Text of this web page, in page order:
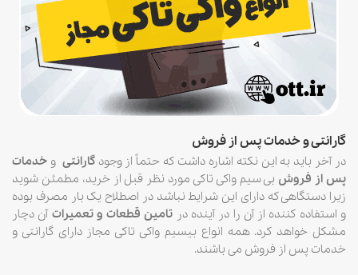
گارانتی و خدمات پس از فروش
در آخر باید به این نکته اشاره داشت که حتماً از وجودگارانتی و خدمات
پس از فروش بی سیم واکی تاکی مورد نظر قبل از خرید، مطمئن شوید
زیرا دستگاهی که دارای این شرایط نباشد در اصطلاح یک بار مصرف بوده
و استفاده کننده از آن را در آینده در تامین قطعات و تعمیرات آن دچار
مشکل خواهد کرد. همه انواع بیسیم واکی تاکی مجاز دارای گارانتی و
خدمات پس از فروش می باشند.